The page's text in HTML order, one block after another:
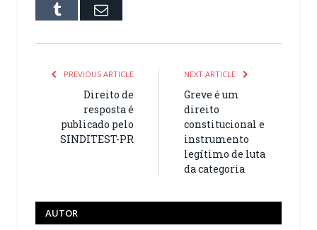
Tumblr Email
PREVIOUS ARTICLE
Direito de
resposta é
publicado pelo
SINDITEST-PR
NEXT ARTICLE
Greve é um
direito
constitucional e
instrumento
legítimo de luta
da categoria
AUTOR